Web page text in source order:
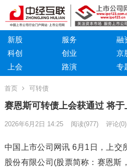
新股 服务 融
科创
创业 京
上会
路演 专
首页 可转债
赛恩斯可转债上会获通过 将
2026年6月2日 14:25 阅读(977) 评论(0)
中国上市公司网讯 6月1日，上交
股份有限公司(股票简称：赛恩斯